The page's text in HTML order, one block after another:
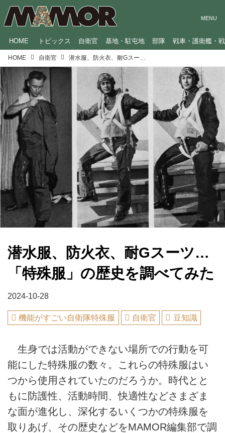
HOME トピックス 自衛官 基地・駐屯地 部隊 戦車・護衛艦・
HOME 自衛官
潜水服、防火衣、耐Gスーツ…
「特殊服」の歴史を調べてみた
2024-10-28
機能がすごい自衛隊特殊服 自衛官 豆知識
生身では活動ができない場所での行動を可
能にした特殊服の数々。これらの特殊服はい
つから使用されていたのだろうか。時代とと
もに防護性、活動時間、快適性などさまざま
な面が進化し、深化するいくつかの特殊服を
取りあげ、その歴史などをMAMOR編集部で調